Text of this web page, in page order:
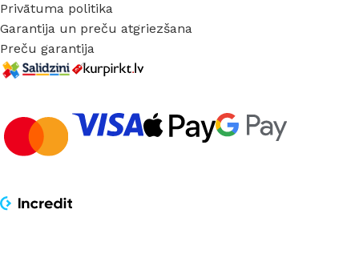
Privātuma politika
Garantija un preču atgriezšana
Preču garantija